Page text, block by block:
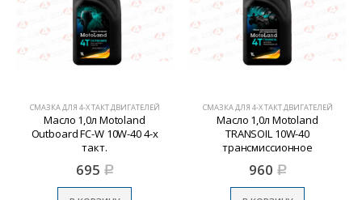
СМАЗКА ДЛЯ 4-Х ТАКТ.ДВИГАТЕЛЕЙ
Масло 1,0л Motoland
Outboard FC-W 10W-40 4-х
такт.
695 Р
СМАЗКА ДЛЯ 4-Х ТАКТ.ДВИГАТЕЛЕЙ
Масло 1,0л Motoland
TRANSOIL 10W-40
трансмиссионное
960 Р